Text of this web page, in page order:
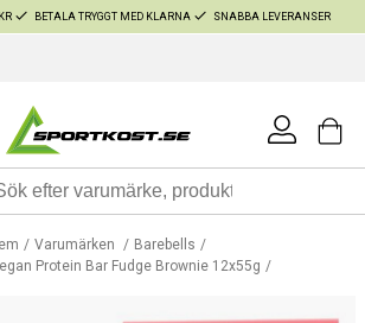
BETALA TRYGGT MED KLARNA SNABBA LEVERANSER
Varumärken
Barebells
Protein Bar Fudge Brownie 12x55g